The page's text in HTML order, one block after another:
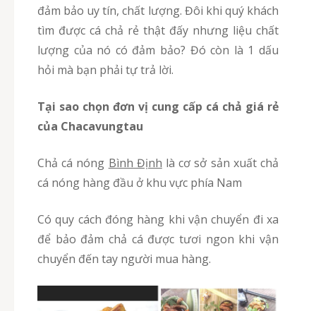
đảm bảo uy tín, chất lượng. Đôi khi quý khách
tìm được cá chả rẻ thật đấy nhưng liệu chất
lượng của nó có đảm bảo? Đó còn là 1 dấu
hỏi mà bạn phải tự trả lời.
Tại sao chọn đơn vị cung cấp cá chả giá rẻ
của Chacavungtau
Chả cá nóng Bình Định là cơ sở sản xuất chả
cá nóng hàng đầu ở khu vực phía Nam
Có quy cách đóng hàng khi vận chuyển đi xa
để bảo đảm chả cá được tươi ngon khi vận
chuyển đến tay người mua hàng.